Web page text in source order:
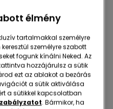
élmény
tartalmakkal személyre
személyre szabott
fogunk kínálni Neked. Az
hozzájárulsz a sütik
ezt az ablakot a bezárás
a sütik aktiválása
a sütikkel kapcsolatban
. Bármikor, ha